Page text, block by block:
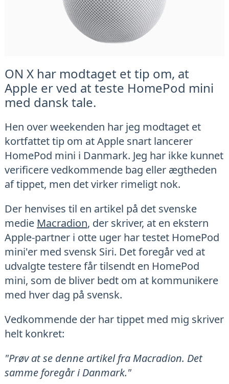
ON X har modtaget et tip om, at
Apple er ved at teste HomePod mini
med dansk tale.
Hen over weekenden har jeg modtaget et
kortfattet tip om at Apple snart lancerer
HomePod mini i Danmark. Jeg har ikke kunnet
verificere vedkommende bag eller ægtheden
af tippet, men det virker rimeligt nok.
Der henvises til en artikel på det svenske
medie Macradion, der skriver, at en ekstern
Apple-partner i otte uger har testet HomePod
mini'er med svensk Siri. Det foregår ved at
udvalgte testere får tilsendt en HomePod
mini, som de bliver bedt om at kommunikere
med hver dag på svensk.
Vedkommende der har tippet med mig skriver
helt konkret:
"Prøv at se denne artikel fra Macradion. Det
samme foregår i Danmark."